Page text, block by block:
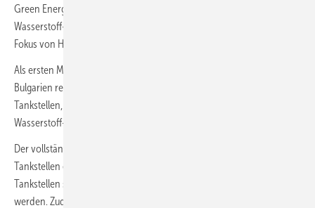
Green Energy Park-Global. Resatos Expertise liegt im Aufbau von
Wasserstoff-Tankstellen sowie in Hochdruck-Transportsystemen, der
Fokus von HyGear liegt in der Wasserstoffproduktion.
Als ersten Meilenstein will das Konsortium bis 2028 ein Pilotprojekt in
Bulgarien realisieren. Dieses soll mindestens drei Wasserstoff-
Tankstellen, eine Wasserstoff-Produktionsanlage, über 100
Wasserstoff-Lkw sowie die notwendige digitale Infrastruktur umfassen.
Der vollständige Ausbau des Projekts sieht mehr als 100 Wasserstoff-
Tankstellen entlang des transeuropäischen Verkehrsnetzes vor. Die
Tankstellen sollen in Abständen von etwa 200 Kilometern errichtet
werden. Zudem plant das Konsortium 17 regionale